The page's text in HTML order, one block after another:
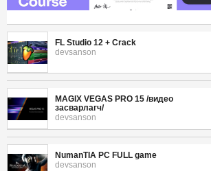
FL Studio 12 + Crack
devsanson
MAGIX VEGAS PRO 15 /видео
засварлагч/
devsanson
NumanTIA PC FULL game
devsanson